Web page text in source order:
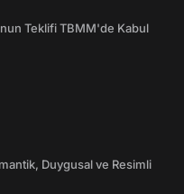
Teklifi TBMM'de Kabul
Duygusal ve Resimli